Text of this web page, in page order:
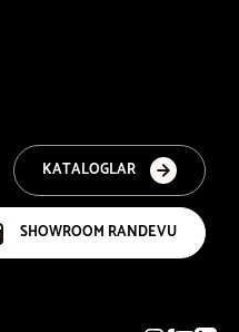
KATALOGLAR
SHOWROOM RANDEVU